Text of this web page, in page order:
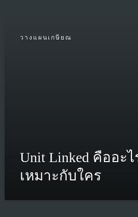
วางแผนเกษียณ
Unit Linked คืออะ
เหมาะกับใคร